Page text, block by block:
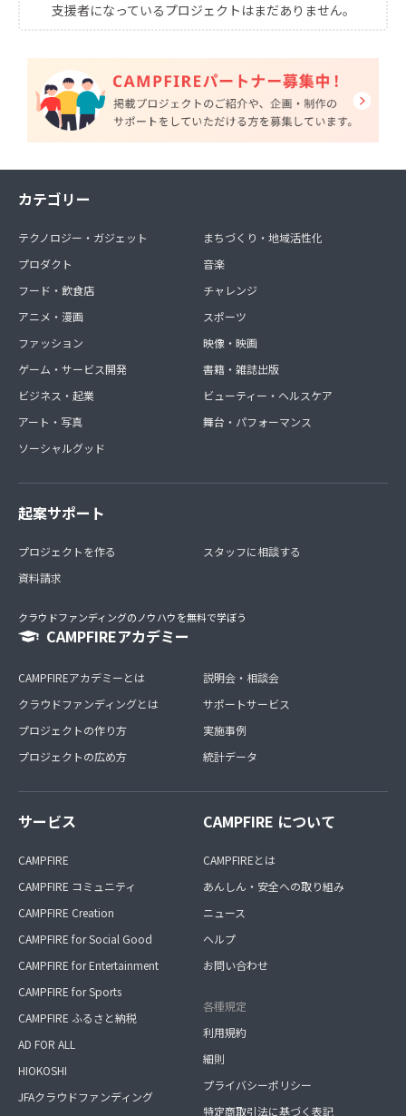
支援者になっているプロジェクトはまだありません。
カテゴリー
テクノロジー・ガジェット
プロダクト
フード・飲食店
アニメ・漫画
ファッション
ゲーム・サービス開発
ビジネス・起業
アート・写真
ソーシャルグッド
まちづくり・地域活性化
音楽
チャレンジ
スポーツ
映像・映画
書籍・雑誌出版
ビューティー・ヘルスケア
舞台・パフォーマンス
起案サポート
プロジェクトを作る
資料請求
スタッフに相談する
クラウドファンディングのノウハウを無料で学ぼう
CAMPFIREアカデミー
CAMPFIREアカデミーとは
クラウドファンディングとは
プロジェクトの作り方
プロジェクトの広め方
説明会・相談会
サポートサービス
実施事例
統計データ
サービス
CAMPFIRE
CAMPFIRE コミュニティ
CAMPFIRE Creation
CAMPFIRE for Social Good
CAMPFIRE for Entertainment
CAMPFIRE for Sports
CAMPFIRE ふるさと納税
AD FOR ALL
HIOKOSHI
JFAクラウドファンディング
CAMPFIRE について
CAMPFIREとは
あんしん・安全への取り組み
ニュース
ヘルプ
お問い合わせ
各種規定
利用規約
細則
プライバシーポリシー
特定商取引法に基づく表記